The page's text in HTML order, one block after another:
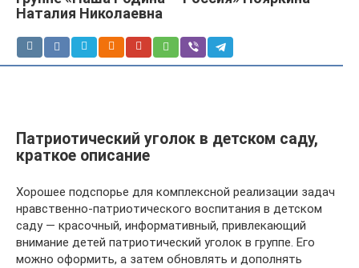
Наталия Николаевна
Патриотический уголок в детском саду,
краткое описание
Хорошее подспорье для комплексной реализации задач
нравственно-патриотического воспитания в детском
саду — красочный, информативный, привлекающий
внимание детей патриотический уголок в группе. Его
можно оформить, а затем обновлять и дополнять